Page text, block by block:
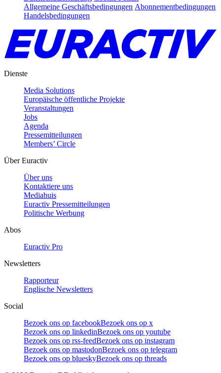
Allgemeine Geschäftsbedingungen Abonnementbedingungen
Handelsbedingungen
Dienste
Media Solutions
Europäische öffentliche Projekte
Veranstaltungen
Jobs
Agenda
Pressemitteilungen
Members’ Circle
Über Euractiv
Über uns
Kontaktiere uns
Mediahuis
Euractiv Pressemitteilungen
Politische Werbung
Abos
Euractiv Pro
Newsletters
Rapporteur
Englische Newsletters
Social
Bezoek ons op facebookBezoek ons op x
Bezoek ons op linkedinBezoek ons op youtube
Bezoek ons op rss-feedBezoek ons op instagram
Bezoek ons op mastodonBezoek ons op telegram
Bezoek ons op blueskyBezoek ons op threads